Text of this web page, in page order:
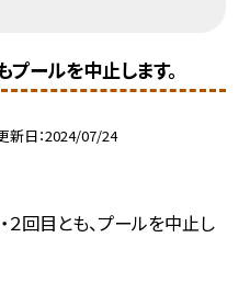
プールを中止します。
新日 2024/07/24
２回目とも、プールを中止し